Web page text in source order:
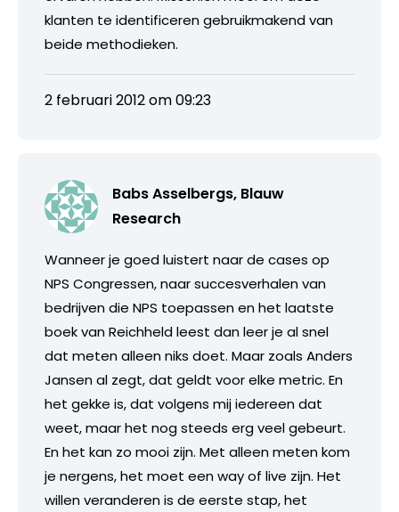
klanten te identificeren gebruikmakend van
beide methodieken.
2 februari 2012 om 09:23
Babs Asselbergs, Blauw
Research
Wanneer je goed luistert naar de cases op
NPS Congressen, naar succesverhalen van
bedrijven die NPS toepassen en het laatste
boek van Reichheld leest dan leer je al snel
dat meten alleen niks doet. Maar zoals Anders
Jansen al zegt, dat geldt voor elke metric. En
het gekke is, dat volgens mij iedereen dat
weet, maar het nog steeds erg veel gebeurt.
En het kan zo mooi zijn. Met alleen meten kom
je nergens, het moet een way of live zijn. Het
willen veranderen is de eerste stap, het